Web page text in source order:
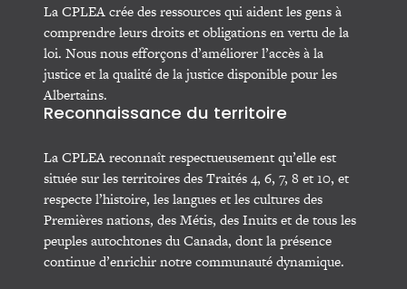
La CPLEA crée des ressources qui aident les gens à
comprendre leurs droits et obligations en vertu de la
loi. Nous nous efforçons d’améliorer l’accès à la
justice et la qualité de la justice disponible pour les
Albertains.
Reconnaissance du territoire
La CPLEA reconnaît respectueusement qu’elle est
située sur les territoires des Traités 4, 6, 7, 8 et 10, et
respecte l’histoire, les langues et les cultures des
Premières nations, des Métis, des Inuits et de tous les
peuples autochtones du Canada, dont la présence
continue d’enrichir notre communauté dynamique.